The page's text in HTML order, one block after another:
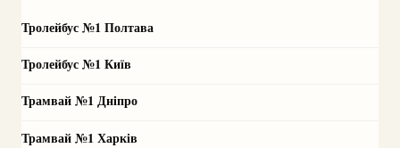
Тролейбус №1 Полтава
Тролейбус №1 Київ
Трамвай №1 Дніпро
Трамвай №1 Харків